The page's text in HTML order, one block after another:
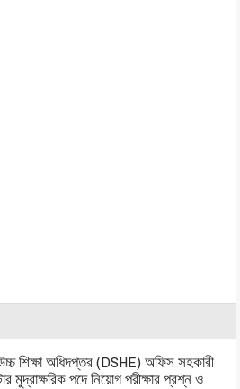
শিক্ষা অধিদপ্তর (DSHE) অফিস সহকারী
মুদ্রাক্ষরিক পদে নিয়োগ পরীক্ষার প্রশ্ন ও